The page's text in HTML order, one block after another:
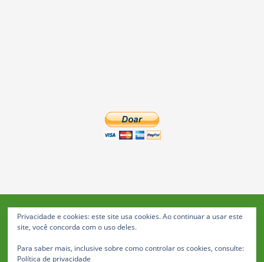
Blog da Feira: Jornal de Notícias de Feira de Santana
Todos os direitos reservados
Privacidade e cookies: este site usa cookies. Ao continuar a usar este
site, você concorda com o uso deles.
Para saber mais, inclusive sobre como controlar os cookies, consulte:
Política de privacidade